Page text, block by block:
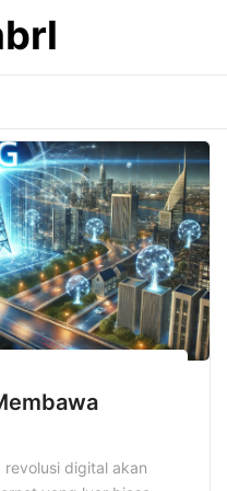
digital akan